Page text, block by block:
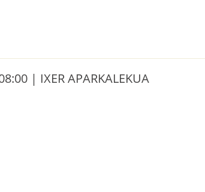
| IXER APARKALEKUA